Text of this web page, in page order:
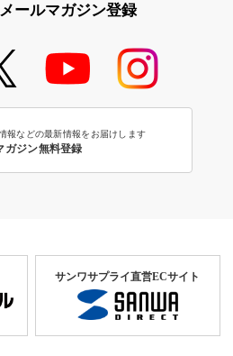
ールマガジン登録
報などの最新情報をお届けします
ガジン無料登録
サンワサプライ直営ECサイト